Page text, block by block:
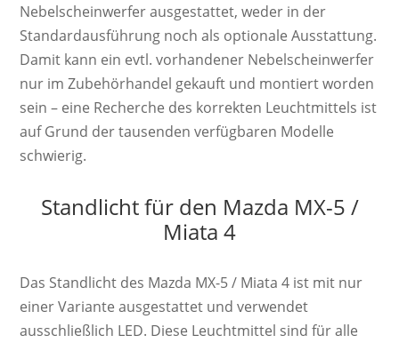
Nebelscheinwerfer ausgestattet, weder in der
Standardausführung noch als optionale Ausstattung.
Damit kann ein evtl. vorhandener Nebelscheinwerfer
nur im Zubehörhandel gekauft und montiert worden
sein – eine Recherche des korrekten Leuchtmittels ist
auf Grund der tausenden verfügbaren Modelle
schwierig.
Standlicht für den Mazda MX-5 /
Miata 4
Das Standlicht des Mazda MX-5 / Miata 4 ist mit nur
einer Variante ausgestattet und verwendet
ausschließlich LED. Diese Leuchtmittel sind für alle